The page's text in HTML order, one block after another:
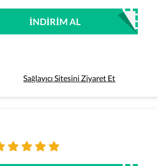
İNDIRIM AL
Sağlayıcı Sitesini Ziyaret Et